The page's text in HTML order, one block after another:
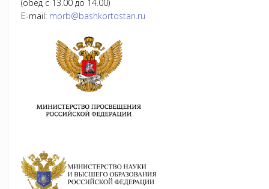
(обед с 13.00 до 14.00)
E-mail: morb@bashkortostan.ru